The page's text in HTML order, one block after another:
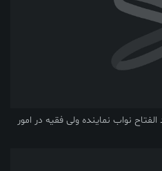
نواب نماینده ولی فقیه در امور